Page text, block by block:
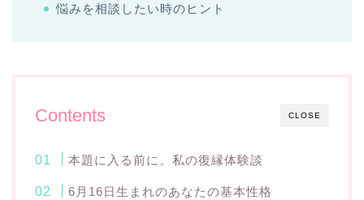
悩みを相談したい時のヒント
CLOSE
Contents
本題に入る前に。私の復縁体験談
6月16日生まれのあなたの基本性格